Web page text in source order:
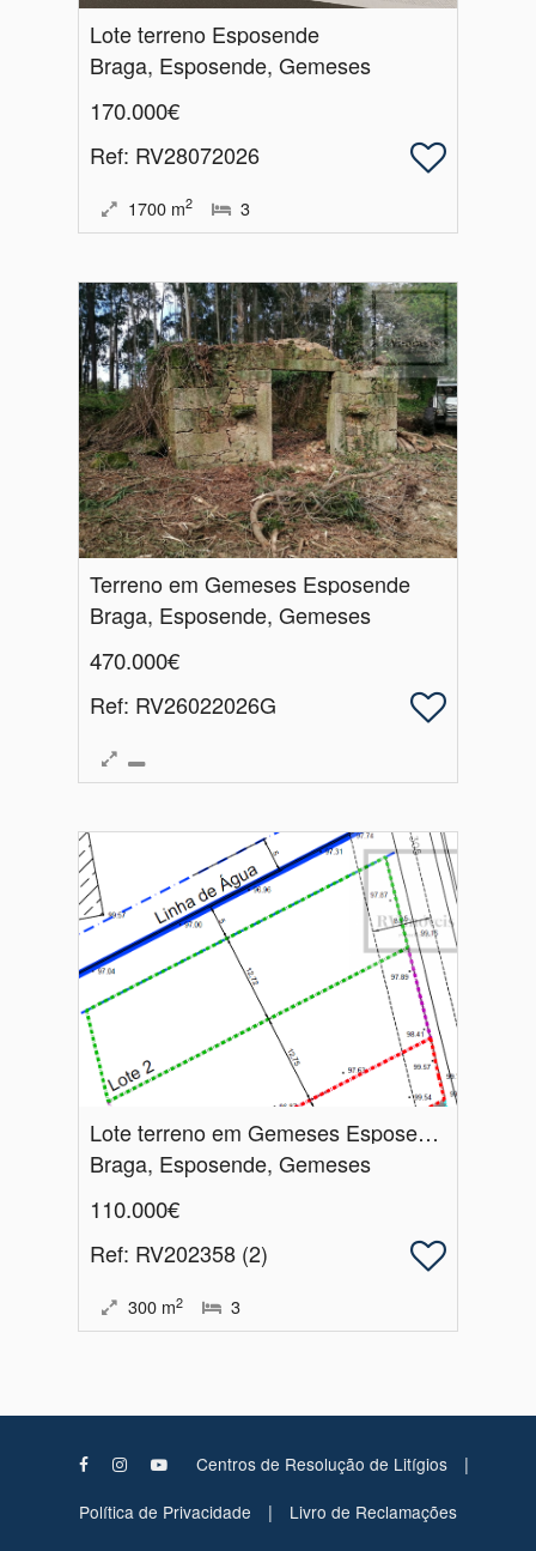
Lote terreno Esposende
Braga, Esposende, Gemeses
170.000€
Ref: RV28072026
1700 m2 3
Terreno em Gemeses Esposende
Braga, Esposende, Gemeses
470.000€
Ref: RV26022026G
Lote terreno em Gemeses Esposende
Braga, Esposende, Gemeses
110.000€
Ref: RV202358 (2)
300 m2 3
Centros de Resolução de Litígios |
Política de Privacidade | Livro de Reclamações